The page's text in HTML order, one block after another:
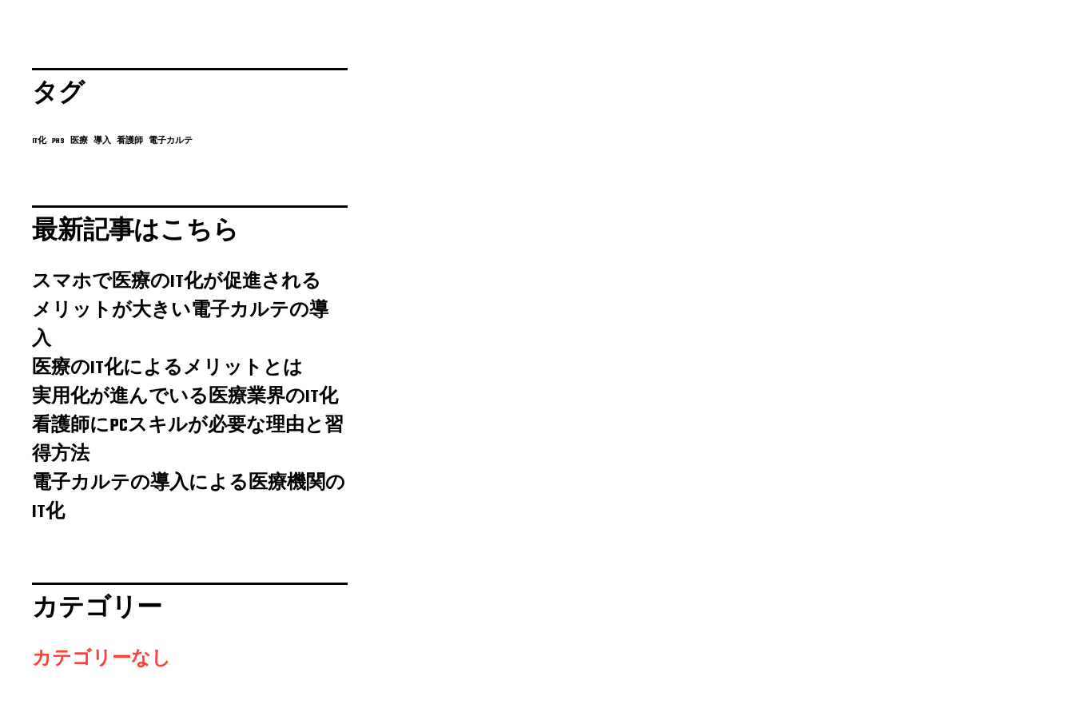
タグ
IT化 PHS 医療 導入 看護師 電子カルテ
最新記事はこちら
スマホで医療のIT化が促進される
メリットが大きい電子カルテの導
入
医療のIT化によるメリットとは
実用化が進んでいる医療業界のIT化
看護師にPCスキルが必要な理由と習
得方法
電子カルテの導入による医療機関の
IT化
カテゴリー
カテゴリーなし